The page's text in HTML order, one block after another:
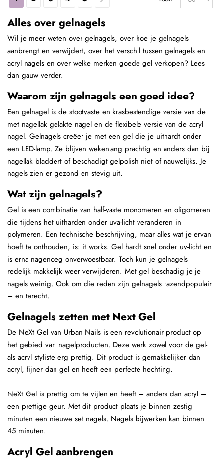
Alles over gelnagels
Wil je meer weten over gelnagels, over hoe je gelnagels
aanbrengt en verwijdert, over het verschil tussen gelnagels en
acryl nagels en over welke merken goede gel verkopen? Lees
dan gauw verder.
Waarom zijn gelnagels een goed idee?
Een gelnagel is de stootvaste en krasbestendige versie van de
met nagellak gelakte nagel en de flexibele versie van de acryl
nagel. Gelnagels creëer je met een gel die je uithardt onder
een LED-lamp. Ze blijven wekenlang prachtig en anders dan bij
nagellak bladdert of beschadigt gelpolish niet of nauwelijks. Je
nagels zien er gezond en stevig uit.
Wat zijn gelnagels?
Gel is een combinatie van half-vaste monomeren en oligomeren
die tijdens het uitharden onder uva-licht veranderen in
polymeren. Een technische beschrijving, maar alles wat je ervan
hoeft te onthouden, is: it works. Gel hardt snel onder uv-licht en
is erna nagenoeg onverwoestbaar. Toch kun je gelnagels
redelijk makkelijk weer verwijderen. Met gel beschadig je je
nagels weinig. Ook om die reden zijn gelnagels razendpopulair
– en terecht.
Gelnagels zetten met Next Gel
De NeXt Gel van Urban Nails is een revolutionair product op
het gebied van nagelproducten. Deze werk zowel voor de gel-
als acryl styliste erg prettig. Dit product is gemakkelijker dan
acryl, fijner dan gel en heeft een perfecte hechting.
NeXt Gel is prettig om te vijlen en heeft – anders dan acryl –
een prettige geur. Met dit product plaats je binnen zestig
minuten een nieuwe set nagels. Nagels bijwerken kan binnen
45 minuten.
Acryl Gel aanbrengen